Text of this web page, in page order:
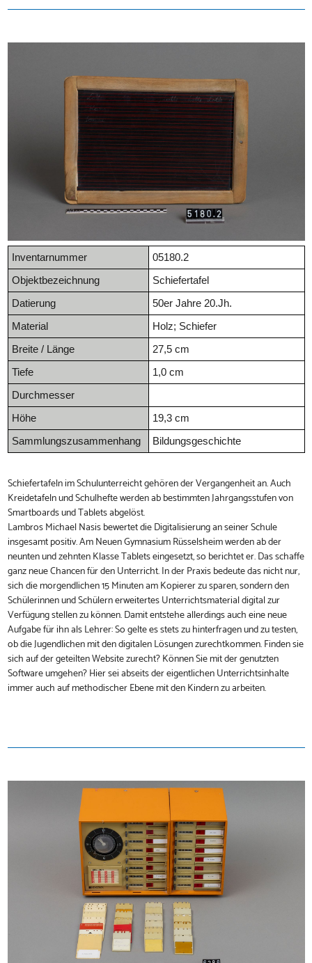
Inventarnummer 05180.2
Objektbezeichnung Schiefertafel
Datierung 50er Jahre 20.Jh.
Material Holz; Schiefer
Breite / Länge 27,5 cm
Tiefe 1,0 cm
Durchmesser
Höhe 19,3 cm
Sammlungszusammenhang Bildungsgeschichte
Schiefertafeln im Schulunterreicht gehören der Vergangenheit an. Auch
Kreidetafeln und Schulhefte werden ab bestimmten Jahrgangsstufen von
Smartboards und Tablets abgelöst.
Lambros Michael Nasis bewertet die Digitalisierung an seiner Schule
insgesamt positiv. Am Neuen Gymnasium Rüsselsheim werden ab der
neunten und zehnten Klasse Tablets eingesetzt, so berichtet er. Das schaffe
ganz neue Chancen für den Unterricht. In der Praxis bedeute das nicht nur,
sich die morgendlichen 15 Minuten am Kopierer zu sparen, sondern den
Schülerinnen und Schülern erweitertes Unterrichtsmaterial digital zur
Verfügung stellen zu können. Damit entstehe allerdings auch eine neue
Aufgabe für ihn als Lehrer: So gelte es stets zu hinterfragen und zu testen,
ob die Jugendlichen mit den digitalen Lösungen zurechtkommen. Finden sie
sich auf der geteilten Website zurecht? Können Sie mit der genutzten
Software umgehen? Hier sei abseits der eigentlichen Unterrichtsinhalte
immer auch auf methodischer Ebene mit den Kindern zu arbeiten.